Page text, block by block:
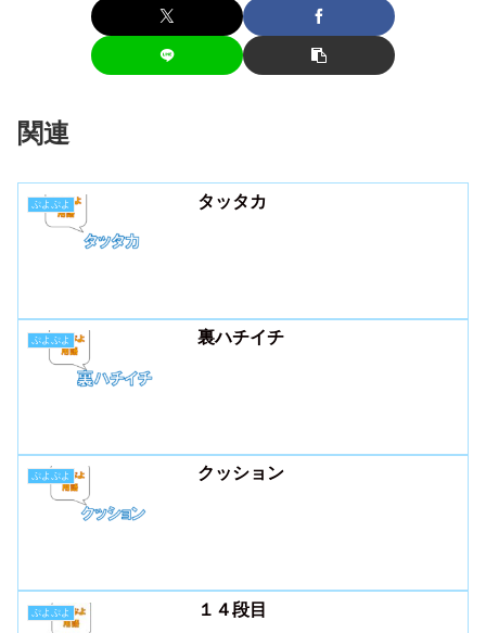
関連
ぷよぷよ タッタカ
ぷよぷよ 裏ハチイチ
ぷよぷよ クッション
ぷよぷよ １４段目